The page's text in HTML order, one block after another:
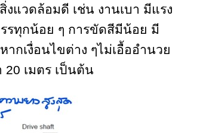
แวดล้อมดี เช่น งานเบา มีแรง
รทุกน้อย ๆ การขัดสีมีน้อย มี
หากเงื่อนไขต่าง ๆไม่เอื้ออำนวย
เมตร เป็นต้น